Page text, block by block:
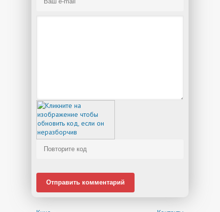
Отправить комментарий